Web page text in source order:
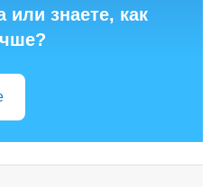
или знаете, как